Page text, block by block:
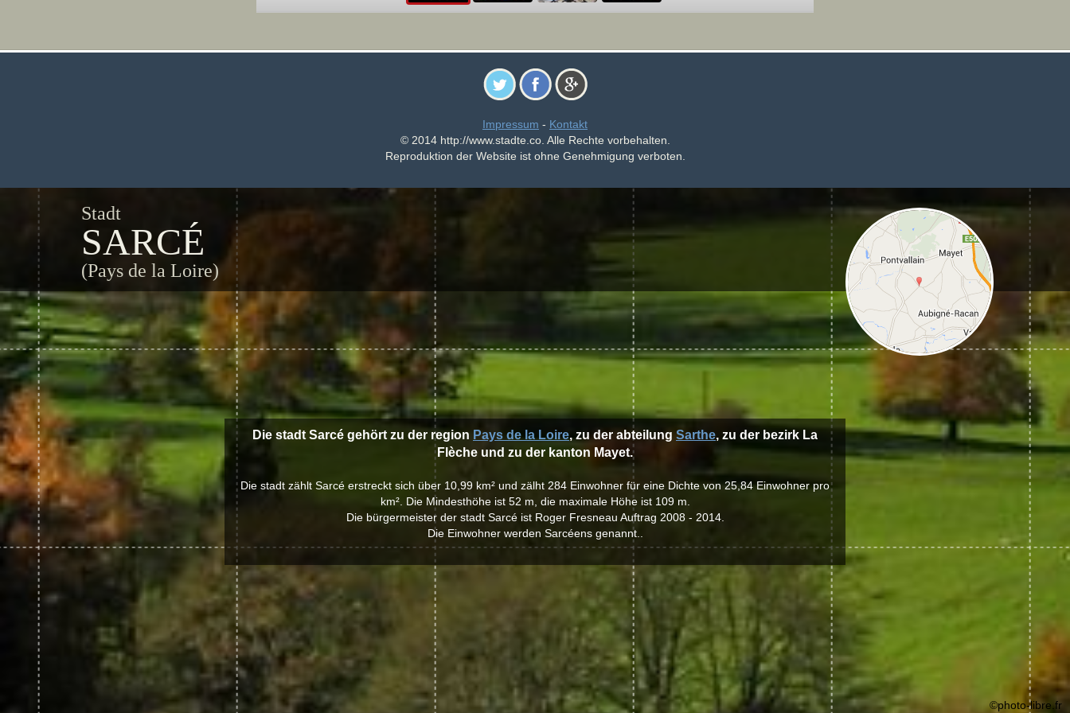
Impressum - Kontakt
© 2014 http://www.stadte.co. Alle Rechte vorbehalten.
Reproduktion der Website ist ohne Genehmigung verboten.
Stadt
SARCÉ
(Pays de la Loire)
Die stadt Sarcé gehört zu der region Pays de la Loire, zu der abteilung Sarthe, zu der bezirk La
Flèche und zu der kanton Mayet.
Die stadt zählt Sarcé erstreckt sich über 10,99 km² und zälht 284 Einwohner für eine Dichte von 25,84 Einwohner pro
km². Die Mindesthöhe ist 52 m, die maximale Höhe ist 109 m.
Die bürgermeister der stadt Sarcé ist Roger Fresneau Auftrag 2008 - 2014.
Die Einwohner werden Sarcéens genannt..
©photo-libre.fr